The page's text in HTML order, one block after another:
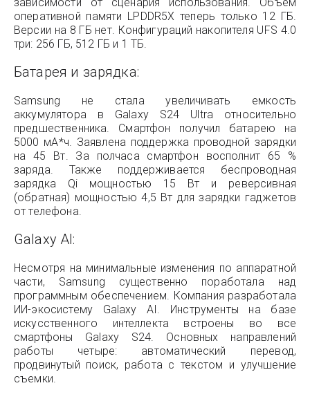
оперативной памяти LPDDR5X теперь только 12 ГБ.
Версии на 8 ГБ нет. Конфигураций накопителя UFS 4.0
три: 256 ГБ, 512 ГБ и 1 ТБ.
Батарея и зарядка:
Samsung не стала увеличивать емкость
аккумулятора в Galaxy S24 Ultra относительно
предшественника. Смартфон получил батарею на
5000 мА*ч. Заявлена поддержка проводной зарядки
на 45 Вт. За полчаса смартфон восполнит 65 %
заряда. Также поддерживается беспроводная
зарядка Qi мощностью 15 Вт и реверсивная
(обратная) мощностью 4,5 Вт для зарядки гаджетов
от телефона.
Galaxy AI:
Несмотря на минимальные изменения по аппаратной
части, Samsung существенно поработала над
программным обеспечением. Компания разработала
ИИ-экосистему Galaxy AI. Инструменты на базе
искусственного интеллекта встроены во все
смартфоны Galaxy S24. Основных направлений
работы четыре: автоматический перевод,
продвинутый поиск, работа с текстом и улучшение
съемки.